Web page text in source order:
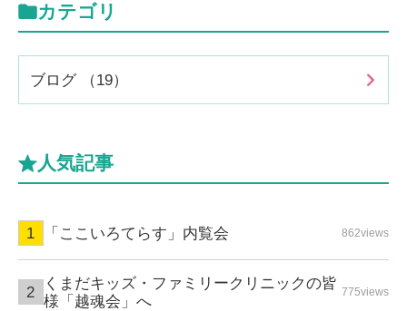
カテゴリ
ブログ （19）
人気記事
「ここいろてらす」内覧会 862views
くまだキッズ・ファミリークリニックの皆
様「越魂会」へ
775views